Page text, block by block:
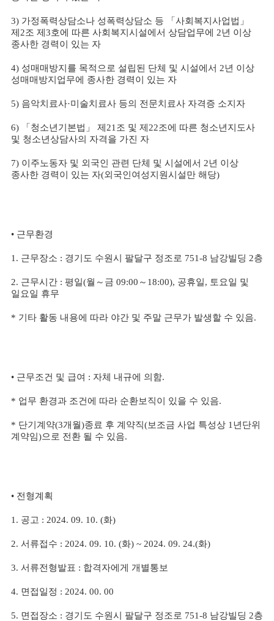
3) 가정폭력상담소나 성폭력상담소 등 「 사회복지사업법 」
제 2조 제 3호에 따른 사회복지시설에서 상담업무에 2년 이상
종사한 경력이 있는 자
4) 성매매방지를 목적으로 설립된 단체 및 시설에서 2년 이상
성매매방지업무에 종사한 경력이 있는 자
5) 음악치료사·미술치료사 등의 전문치료사 자격증 소지자
6) 「 청소년기본법 」 제 21 조 및 제 22조에 따른 청소년지도사
및 청소년상담사의 자격을 가진 자
7) 이주노동자 및 외국인 관련 단체 및 시설에서 2년 이상
종사한 경력이 있는 자(외국인여성지원시설만 해당)
• 근무환경
1. 근무장소 : 경기도 수원시 팔달구 정조로 751-8 남강빌딩 2층
2. 근무시간 : 평일(월 ～ 금 09:00 ～ 18:00), 공휴일, 토요일 및
일요일 휴무
* 기타 활동 내용에 따라 야간 및 주말 근무가 발생할 수 있음.
• 근무조건 및 급여 : 자체 내규에 의함.
* 업무 환경과 조건에 따라 순환보직이 있을 수 있음.
* 단기계약(3개월)종료 후 계약직(보조금 사업 특성상 1 년단위
계약임)으로 전환 될 수 있음.
• 전형계획
1. 공고 : 2024. 09. 10. (화)
2. 서류접수 : 2024. 09. 10. (화) ~ 2024. 09. 24.(화)
3. 서류전형발표 : 합격자에게 개별통보
4. 면접일정 : 2024. 00. 00
5. 면접장소 : 경기도 수원시 팔달구 정조로 751-8 남강빌딩 2층